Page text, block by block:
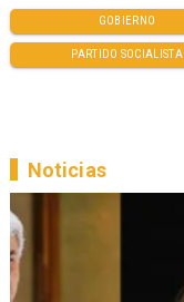
GOBIERNO
PARTIDO SOCIALISTA
Noticias